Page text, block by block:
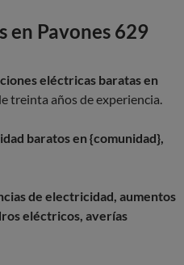
en Pavones 629
eléctricas baratas en
treinta años de experiencia.
baratos en {comunidad},
de electricidad, aumentos
eléctricos, averías